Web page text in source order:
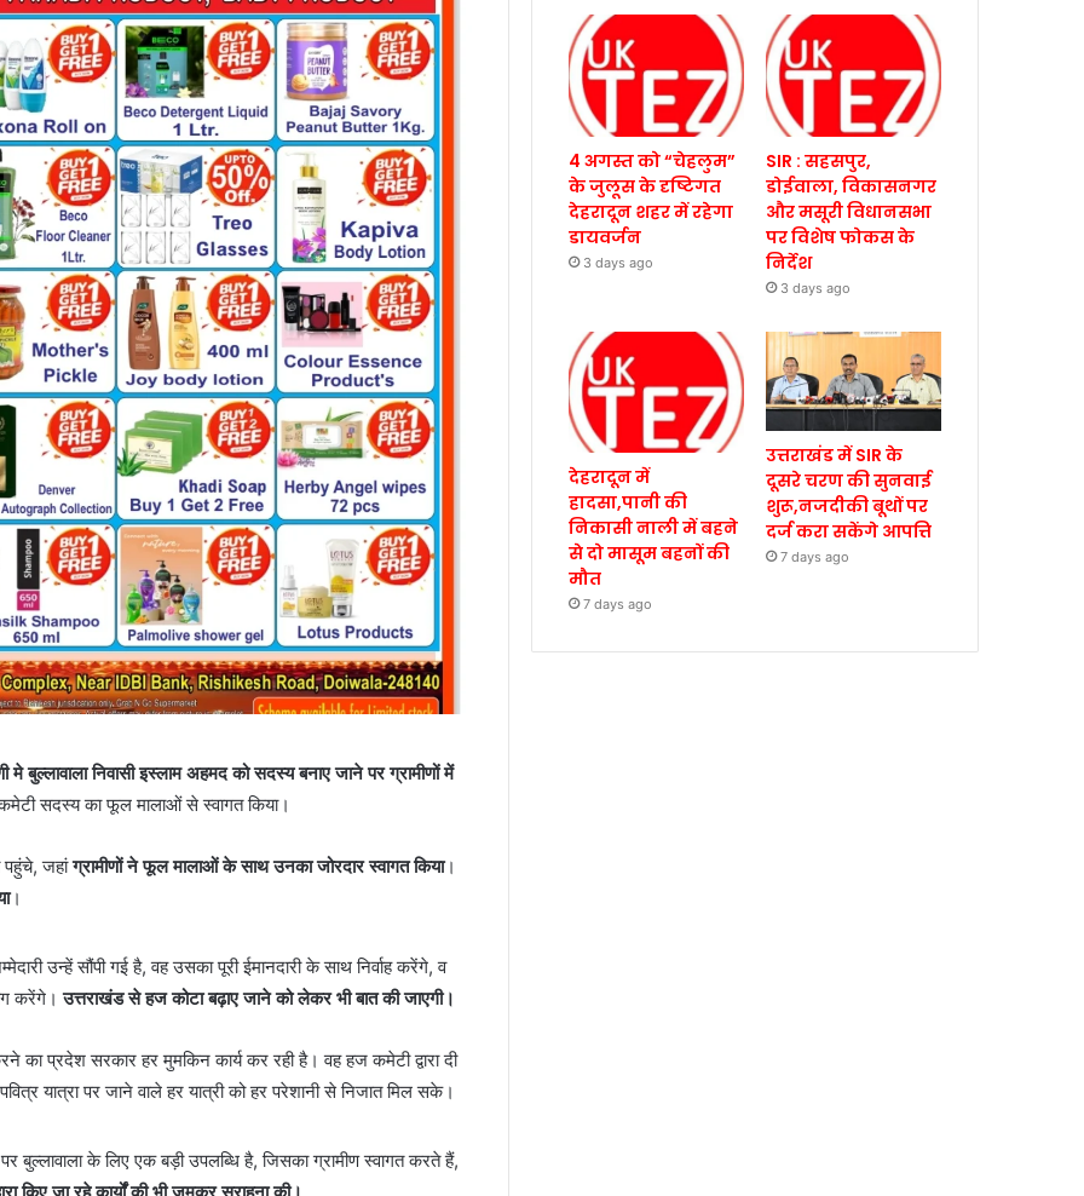
मे बुल्लावाला निवासी इस्लाम अहमद को सदस्य बनाए जाने पर ग्रामीणों में
सदस्य का फूल मालाओं से स्वागत किया।
पहुंचे, जहांग्रामीणों ने फूल मालाओं के साथ उनका जोरदार स्वागत किया।
।
उन्हें सौंपी गई है, वह उसका पूरी ईमानदारी के साथ निर्वाह करेंगे, व
करेंगे। उत्तराखंड से हज कोटा बढ़ाए जाने को लेकर भी बात की जाएगी।
का प्रदेश सरकार हर मुमकिन कार्य कर रही है। वह हज कमेटी द्वारा दी
यात्रा पर जाने वाले हर यात्री को हर परेशानी से निजात मिल सके।
बुल्लावाला के लिए एक बड़ी उपलब्धि है, जिसका ग्रामीण स्वागत करते हैं,
4 अगस्त को “चेहलुम”
के जुलूस के दृष्टिगत
देहरादून शहर में रहेगा
डायवर्जन
3 days ago
SIR : सहसपुर,
डोईवाला, विकासनगर
और मसूरी विधानसभा
पर विशेष फोकस के
निर्देश
3 days ago
देहरादून में
हादसा,पानी की
निकासी नाली में बहने
से दो मासूम बहनों की
मौत
7 days ago
उत्तराखंड में SIR के
दूसरे चरण की सुनवाई
शुरू,नजदीकी बूथों पर
दर्ज करा सकेंगे आपत्ति
7 days ago